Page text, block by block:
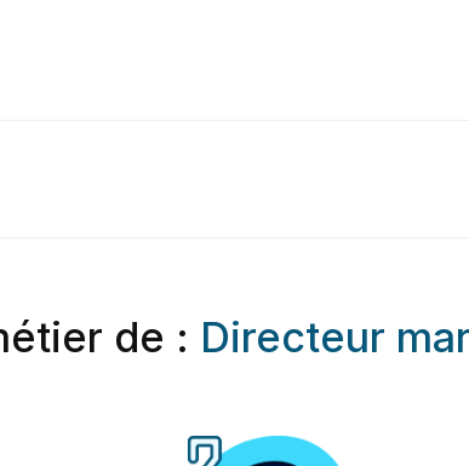
de : Directeur